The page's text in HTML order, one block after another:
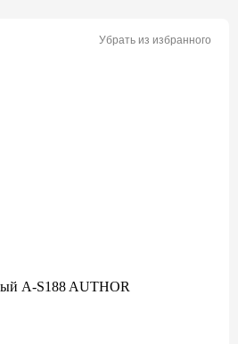
Убрать из избранного
A-S188 AUTHOR